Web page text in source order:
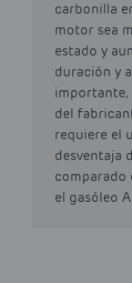
carbonilla
motor sea
estado y
duración y
importante,
del
requiere el
desventaja
comparado
el gasóleo A.